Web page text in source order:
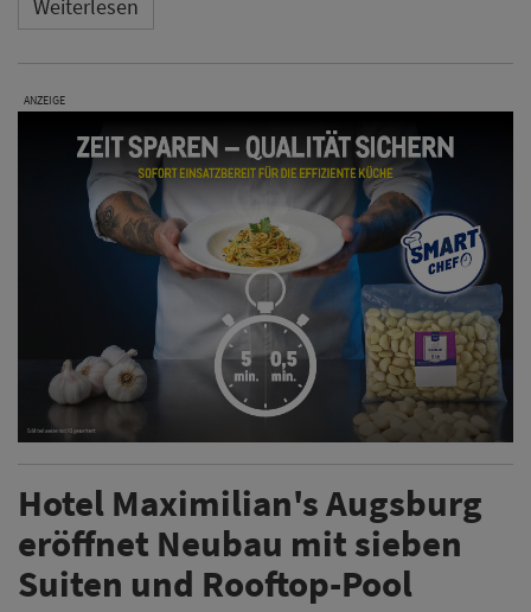
Weiterlesen
ANZEIGE
Hotel Maximilian's Augsburg
eröffnet Neubau mit sieben
Suiten und Rooftop-Pool